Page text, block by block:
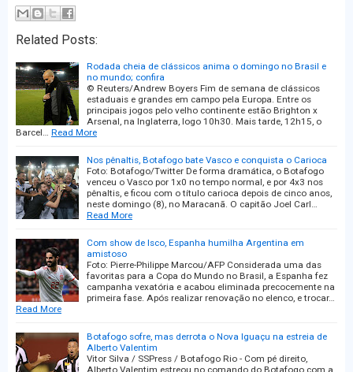
Related Posts:
Rodada cheia de clássicos anima o domingo no Brasil e
no mundo; confira
© Reuters/Andrew Boyers Fim de semana de clássicos
estaduais e grandes em campo pela Europa. Entre os
principais jogos pelo velho continente estão Brighton x
Arsenal, na Inglaterra, logo 10h30. Mais tarde, 12h15, o
Barcel…
Read More
Nos pênaltis, Botafogo bate Vasco e conquista o Carioca
Foto: Botafogo/Twitter De forma dramática, o Botafogo
venceu o Vasco por 1x0 no tempo normal, e por 4x3 nos
pênaltis, e ficou com o título carioca depois de cinco anos,
neste domingo (8), no Maracanã. O capitão Joel Carl…
Read More
Com show de Isco, Espanha humilha Argentina em
amistoso
Foto: Pierre-Philippe Marcou/AFP Considerada uma das
favoritas para a Copa do Mundo no Brasil, a Espanha fez
campanha vexatória e acabou eliminada precocemente na
primeira fase. Após realizar renovação no elenco, e trocar…
Read More
Botafogo sofre, mas derrota o Nova Iguaçu na estreia de
Alberto Valentim
Vitor Silva / SSPress / Botafogo Rio - Com pé direito,
Alberto Valentim estreou no comando do Botafogo com a